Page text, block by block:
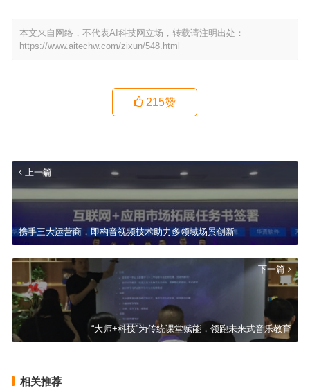
本文来自网络，不代表AI科技网立场，转载请注明出处：
https://www.aitechw.com/zixun/548.html
215赞
上一篇
携手三大运营商，即构音视频技术助力多领域场景创新
下一篇
“大师+科技”为传统课堂赋能，领跑未来式音乐教育
相关推荐